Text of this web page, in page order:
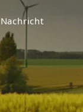
Nachricht